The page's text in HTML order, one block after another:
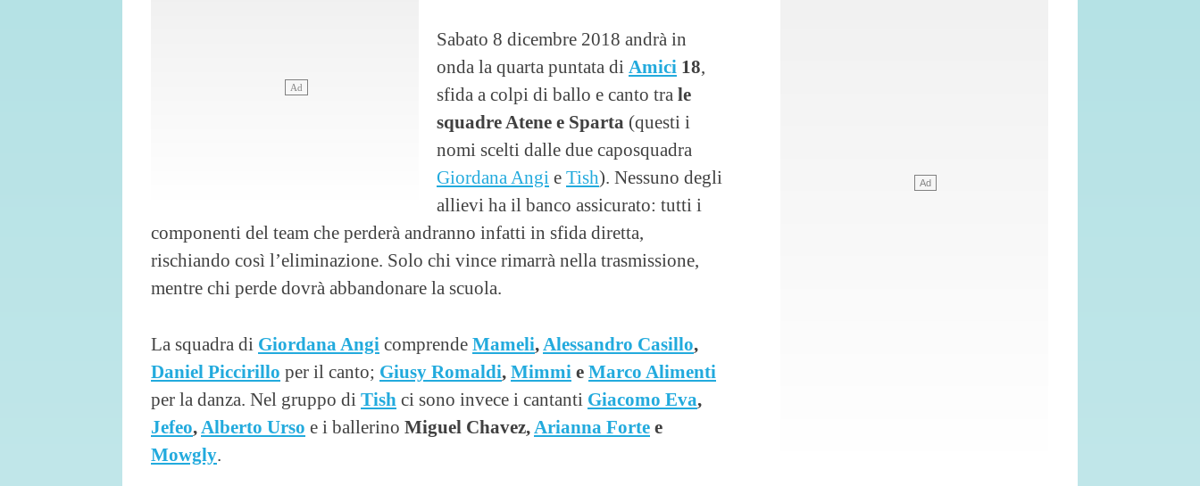
Sabato 8 dicembre 2018 andrà in
onda la quarta puntata di Amici 18,
sfida a colpi di ballo e canto tra le
squadre Atene e Sparta (questi i
nomi scelti dalle due caposquadra
Giordana Angi e Tish). Nessuno degli
allievi ha il banco assicurato: tutti i
componenti del team che perderà andranno infatti in sfida diretta,
rischiando così l’eliminazione. Solo chi vince rimarrà nella trasmissione,
mentre chi perde dovrà abbandonare la scuola.
La squadra di Giordana Angi comprende Mameli, Alessandro Casillo,
Daniel Piccirillo per il canto; Giusy Romaldi, Mimmi e Marco Alimenti
per la danza. Nel gruppo di Tish ci sono invece i cantanti Giacomo Eva,
Jefeo, Alberto Urso e i ballerino Miguel Chavez, Arianna Forte e
Mowgly.